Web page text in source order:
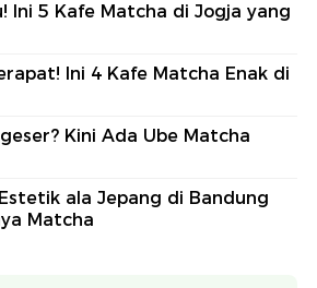
Ini 5 Kafe Matcha di Jogja yang
Ini 4 Kafe Matcha Enak di
Kini Ada Ube Matcha
ala Jepang di Bandung
Matcha